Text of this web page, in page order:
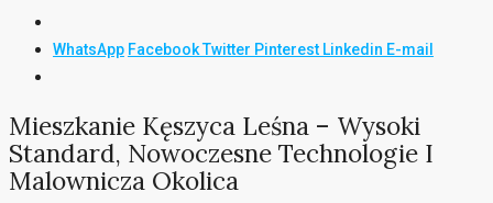
WhatsApp FacebookTwitter Pinterest Linkedin E-mail
Mieszkanie Kęszyca Leśna – Wysoki
Standard, Nowoczesne Technologie I
Malownicza Okolica